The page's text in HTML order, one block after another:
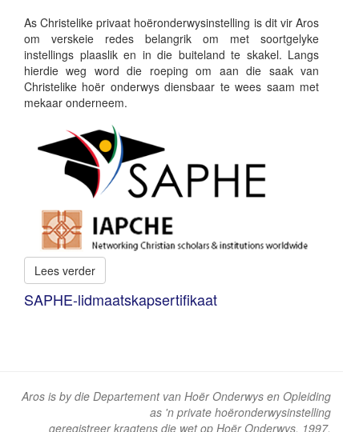
As Christelike privaat hoëronderwysinstelling is dit vir Aros
om verskeie redes belangrik om met soortgelyke
instellings plaaslik en in die buiteland te skakel. Langs
hierdie weg word die roeping om aan die saak van
Christelike hoër onderwys diensbaar te wees saam met
mekaar onderneem.
Lees verder
SAPHE-lidmaatskapsertifikaat
Aros is by die Departement van Hoër Onderwys en Opleiding
as 'n private hoëronderwysinstelling
geregistreer kragtens die wet op Hoër Onderwys, 1997.